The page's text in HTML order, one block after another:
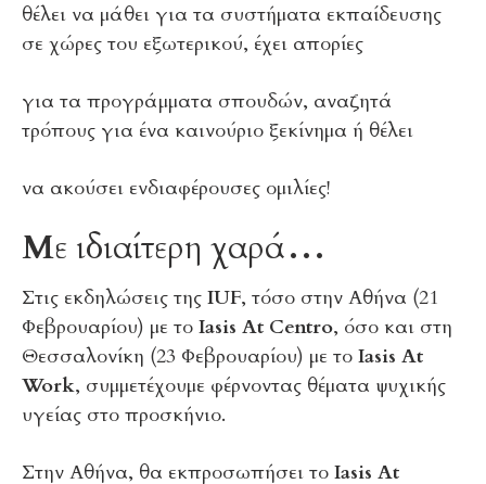
θέλει να μάθει για τα συστήματα εκπαίδευσης
σε χώρες του εξωτερικού, έχει απορίες
για τα προγράμματα σπουδών, αναζητά
τρόπους για ένα καινούριο ξεκίνημα ή θέλει
να ακούσει ενδιαφέρουσες ομιλίες!
Με ιδιαίτερη χαρά…
Στις εκδηλώσεις της IUF, τόσο στην Αθήνα (21
Φεβρουαρίου) με το Iasis At Centro, όσο και στη
Θεσσαλονίκη (23 Φεβρουαρίου) με το Iasis At
Work, συμμετέχουμε φέρνοντας θέματα ψυχικής
υγείας στο προσκήνιο.
Στην Αθήνα, θα εκπροσωπήσει το Iasis At